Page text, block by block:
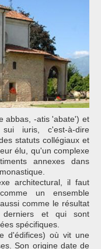
abbas, -atis 'abate') et
iuris, c'est-à-dire
statuts collégiaux et
élu, qu'un complexe
annexes dans
architectural, il faut
un ensemble
comme le résultat
derniers et qui sont
spécifiques.
d'édifices) où vit une
Son origine date de